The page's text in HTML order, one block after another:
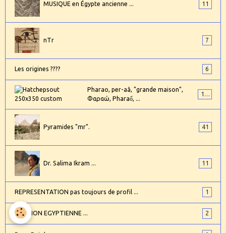
MUSIQUE en Égypte ancienne ... 11
nTr 7
Les origines ???? 6
Pharao, per-aâ, "grande maison",
Φαραώ, Pharaố, ...
101
Pyramides "mr". 41
Dr. Salima Ikram ... 11
REPRESENTATION pas toujours de profil ... 1
RELIGION EGYPTIENNE ... 2